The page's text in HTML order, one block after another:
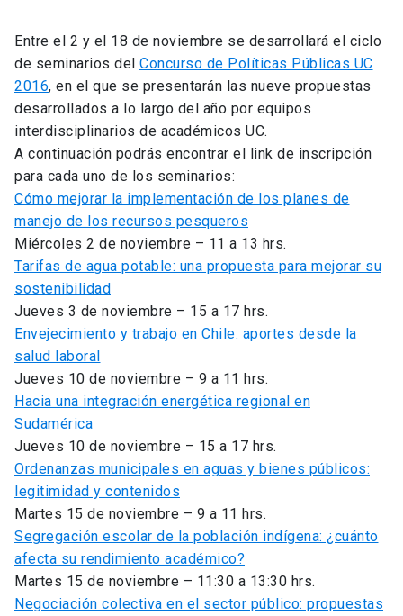
Entre el 2 y el 18 de noviembre se desarrollará el ciclo
de seminarios del Concurso de Políticas Públicas UC
2016, en el que se presentarán las nueve propuestas
desarrollados a lo largo del año por equipos
interdisciplinarios de académicos UC.
A continuación podrás encontrar el link de inscripción
para cada uno de los seminarios:
Cómo mejorar la implementación de los planes de
manejo de los recursos pesqueros
Miércoles 2 de noviembre – 11 a 13 hrs.
Tarifas de agua potable: una propuesta para mejorar su
sostenibilidad
Jueves 3 de noviembre – 15 a 17 hrs.
Envejecimiento y trabajo en Chile: aportes desde la
salud laboral
Jueves 10 de noviembre – 9 a 11 hrs.
Hacia una integración energética regional en
Sudamérica
Jueves 10 de noviembre – 15 a 17 hrs.
Ordenanzas municipales en aguas y bienes públicos:
legitimidad y contenidos
Martes 15 de noviembre – 9 a 11 hrs.
Segregación escolar de la población indígena: ¿cuánto
afecta su rendimiento académico?
Martes 15 de noviembre – 11:30 a 13:30 hrs.
Negociación colectiva en el sector público: propuestas